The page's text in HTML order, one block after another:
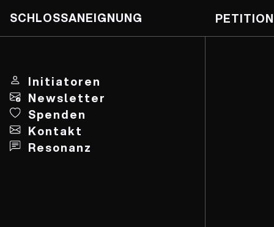
content
SCHLOSSANEIGNUNG PETITION
Initiatoren
Newsletter
Spenden
Kontakt
Resonanz